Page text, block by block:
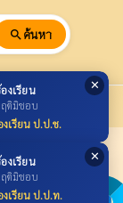
✕
งเรียน
ฤติมิชอบ
งเรียน ป.ป.ช.
✕
งเรียน
ฤติมิชอบ
งเรียน ป.ป.ท.
search ค้นหา
รส่วนตำบล